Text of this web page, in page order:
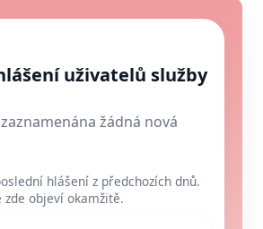
uživatelů služby
žádná nová
hlášení z předchozích dnů.
zde objeví okamžitě.